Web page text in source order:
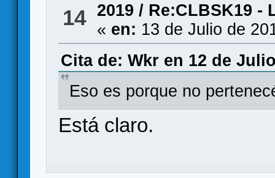
14 2019 / Re:CLBSK19 -
« en: 13 de Julio de
Cita de: Wkr en 12 de
Eso es porque no
Está claro.